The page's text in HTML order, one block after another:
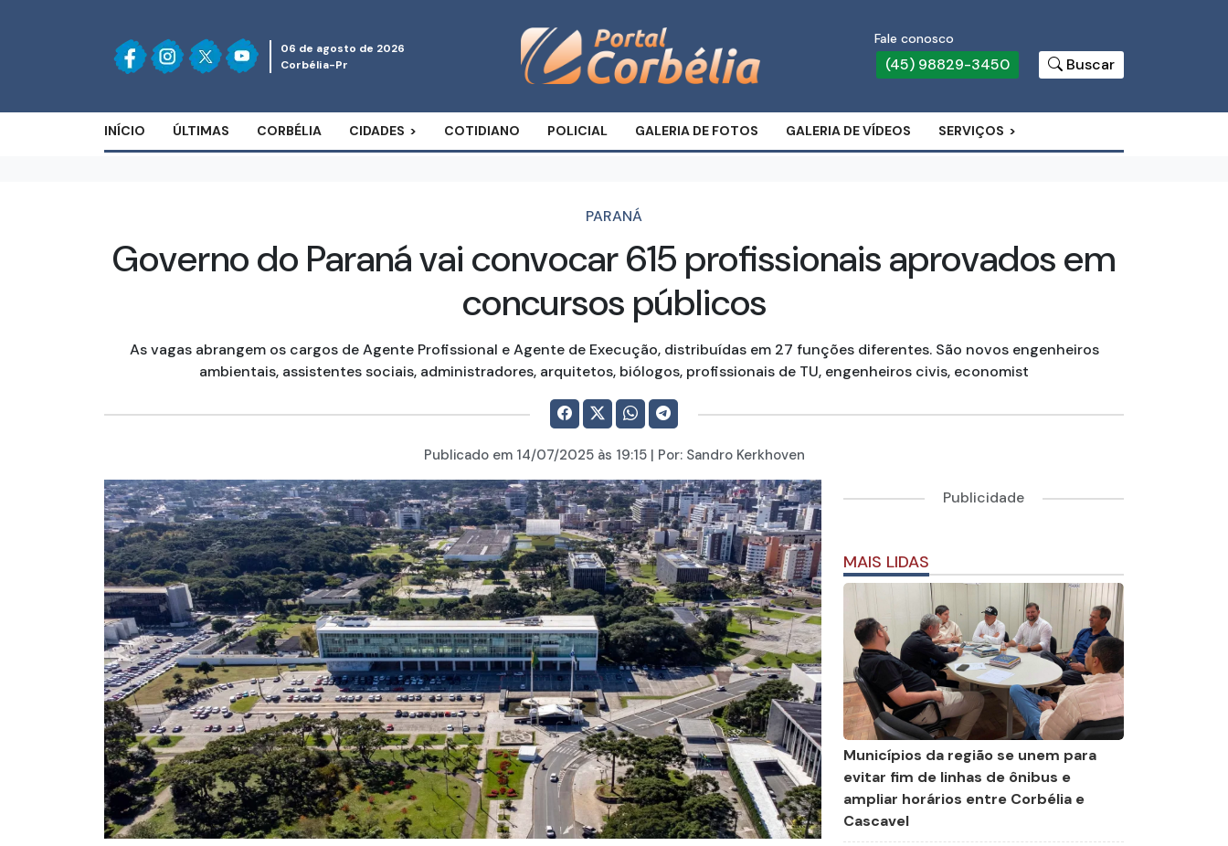
06 de agosto de 2026
Corbélia-Pr
Fale conosco
(45) 98829-3450 Buscar
INÍCIO ÚLTIMAS CORBÉLIA CIDADES COTIDIANO POLICIAL GALERIA DE FOTOS GALERIA DE VÍDEOS SERVIÇOS
PARANÁ
Governo do Paraná vai convocar 615 profissionais aprovados em
concursos públicos
As vagas abrangem os cargos de Agente Profissional e Agente de Execução, distribuídas em 27 funções diferentes. São novos engenheiros
ambientais, assistentes sociais, administradores, arquitetos, biólogos, profissionais de TU, engenheiros civis, economist
Publicado em 14/07/2025às 19:15 | Por: Sandro Kerkhoven
Publicidade
MAIS LIDAS
Municípios da região se unem para
evitar fim de linhas de ônibus e
ampliar horários entre Corbélia e
Cascavel